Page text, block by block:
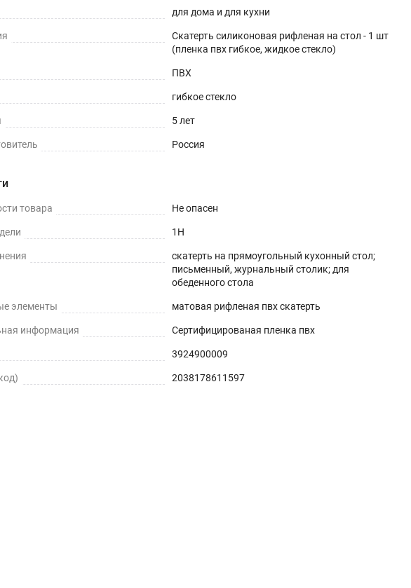
улучшения их внешнего вида. Для производства используется
(до 80°С без деформаций).
для дома и для кухни
Скатерть силиконовая рифленая на стол - 1 шт
(пленка пвх гибкое, жидкое стекло)
ПВХ
гибкое стекло
5 лет
Россия
товара Не опасен
1H
скатерть на прямоугольный кухонный стол;
письменный, журнальный столик; для
обеденного стола
элементы матовая рифленая пвх скатерть
информация Сертифицированая пленка пвх
3924900009
2038178611597